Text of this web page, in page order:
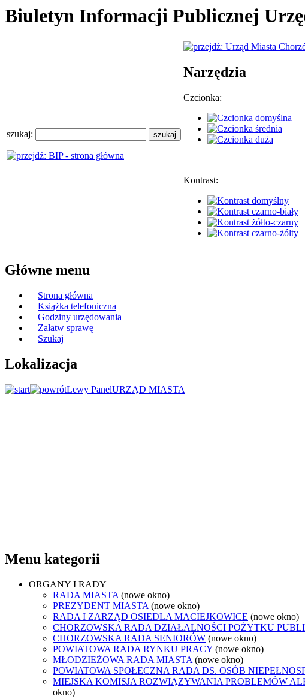
Biuletyn Informacji Publicznej
szukaj:
Narzędzia
Czcionka:
Kontrast:
Główne menu
Strona główna
Książka telefoniczna
Godziny urzędowania
Załatw sprawę
Szukaj
Lokalizacja
Lewy PanelURZĄD MIASTA
Menu kategorii
ORGANY I RADY
RADA MIASTA (nowe okno)
PREZYDENT MIASTA (nowe okno)
RADA I ZARZĄD OSIEDLA MACIEJKOWICE (nowe okno)
CHORZOWSKA RADA DZIAŁALNOŚCI POŻYTKU
CHORZOWSKA RADA SENIORÓW (nowe okno)
POWIATOWA RADA RYNKU PRACY (nowe okno)
MŁODZIEŻOWA RADA MIASTA (nowe okno)
POWIATOWA SPOŁECZNA RADA DS. OSÓB
MIEJSKA KOMISJA ROZWIĄZYWANIA PROBLEMÓW
okno)